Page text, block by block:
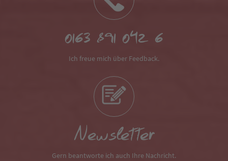
0163 891 042 6
Ich freue mich über Feedback.
Newsletter
Gern beantworte ich auch Ihre Nachricht.